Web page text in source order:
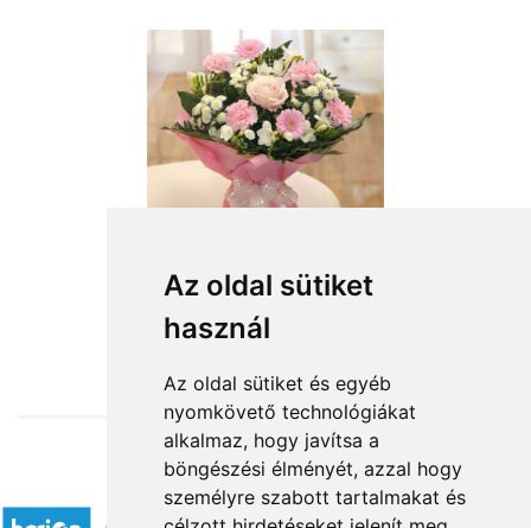
Az oldal sütiket
használ
Az oldal sütiket és egyéb
nyomkövető technológiákat
alkalmaz, hogy javítsa a
böngészési élményét, azzal hogy
személyre szabott tartalmakat és
from HUF24,800
Accepted payment methods